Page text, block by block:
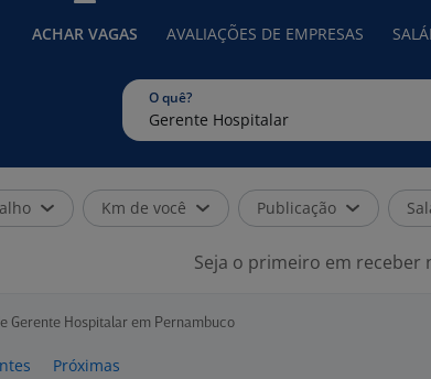
ACHAR VAGAS AVALIAÇÕES DE EMPRESAS
O quê?
Km de você Publicação
Seja o primeiro em receber
Gerente Hospitalar em Pernambuco
Próximas